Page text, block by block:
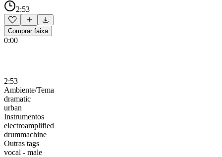
2:53
Comprar faixa
0:00
2:53
Ambiente/Tema
dramatic
urban
Instrumentos
electroamplified
drummachine
Outras tags
vocal - male